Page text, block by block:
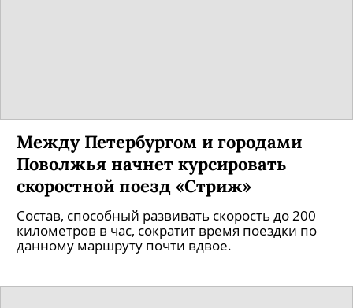
Между Петербургом и городами
Поволжья начнет курсировать
скоростной поезд «Стриж»
Состав, способный развивать скорость до 200
километров в час, сократит время поездки по
данному маршруту почти вдвое.